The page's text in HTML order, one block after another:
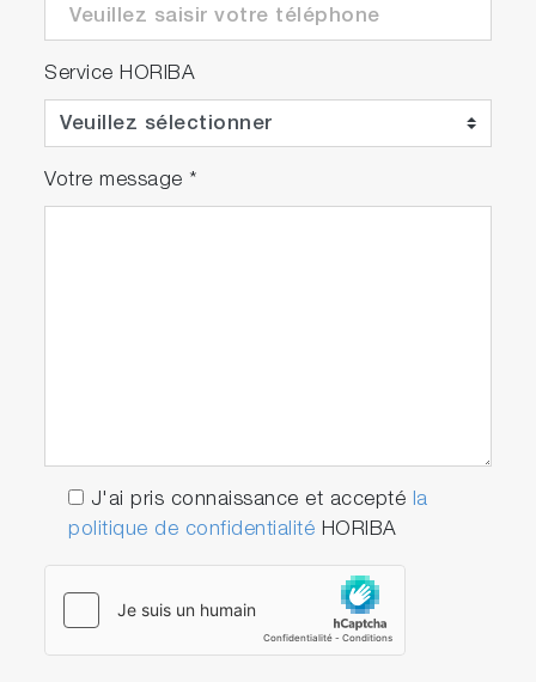
Service HORIBA
Votre message *
J'ai pris connaissance et accepté la
politique de confidentialité HORIBA